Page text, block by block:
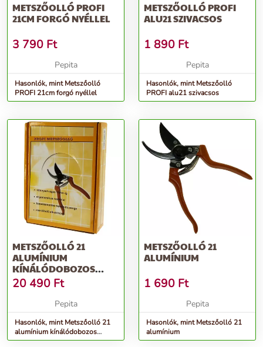
METSZŐOLLÓ PROFI
21CM FORGÓ NYÉLLEL
3 790 Ft
Pepita
Hasonlók, mint Metszőolló
PROFI 21cm forgó nyéllel
METSZŐOLLÓ PROFI
ALU21 SZIVACSOS
1 890 Ft
Pepita
Hasonlók, mint Metszőolló
PROFI alu21 szivacsos
METSZŐOLLÓ 21
ALUMÍNIUM
KÍNÁLÓDOBOZOS
(12DB/DOBOZ)
20 490 Ft
Pepita
Hasonlók, mint Metszőolló 21
alumínium kínálódobozos
(12db/doboz)
METSZŐOLLÓ 21
ALUMÍNIUM
1 690 Ft
Pepita
Hasonlók, mint Metszőolló 21
alumínium